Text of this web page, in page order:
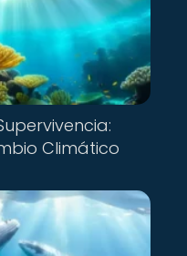
Climático